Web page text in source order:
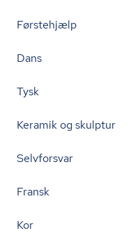
Førstehjælp
Dans
Tysk
Keramik og skulptur
Selvforsvar
Fransk
Kor